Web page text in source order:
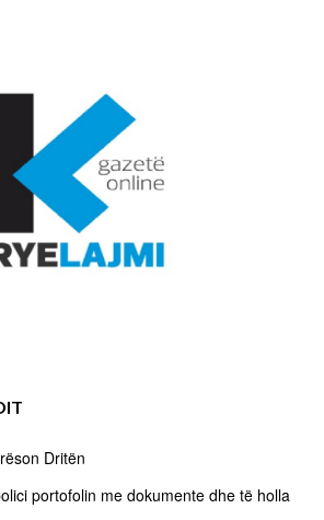
Dritën
portofolin me dokumente dhe të holla